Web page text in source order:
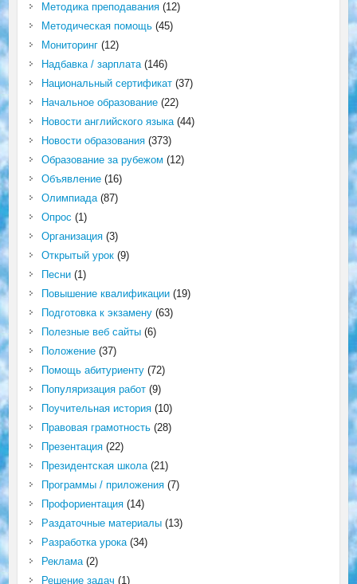
Методика преподавания(12)
Методическая помощь(45)
Мониторинг(12)
Надбавка / зарплата(146)
Национальный сертификат(37)
Начальное образование(22)
Новости английского языка(44)
Новости образования(373)
Образование за рубежом (12)
Объявление(16)
Олимпиада(87)
Опрос (1)
Организация(3)
Открытый урок(9)
Песни(1)
Повышение квалификации(19)
Подготовка к экзамену(63)
Полезные веб сайты(6)
Положение(37)
Помощь абитуриенту(72)
Популяризация работ(9)
Поучительная история(10)
Правовая грамотность(28)
Презентация(22)
Президентская школа(21)
Программы / приложения(7)
Профориентация(14)
Раздаточные материалы(13)
Разработка урока(34)
Реклама(2)
Решение задач (1)